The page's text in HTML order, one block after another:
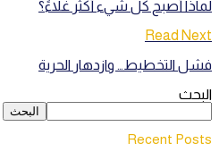
لماذا أصبح كل شيء أكثر غلاءً؟
Read Next
فشل التخطيط… وازدهار الحرية
البحث
البحث
Recent Posts